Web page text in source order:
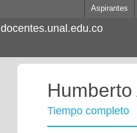
Aspirantes
docentes.unal.edu.co
Tiempo completo